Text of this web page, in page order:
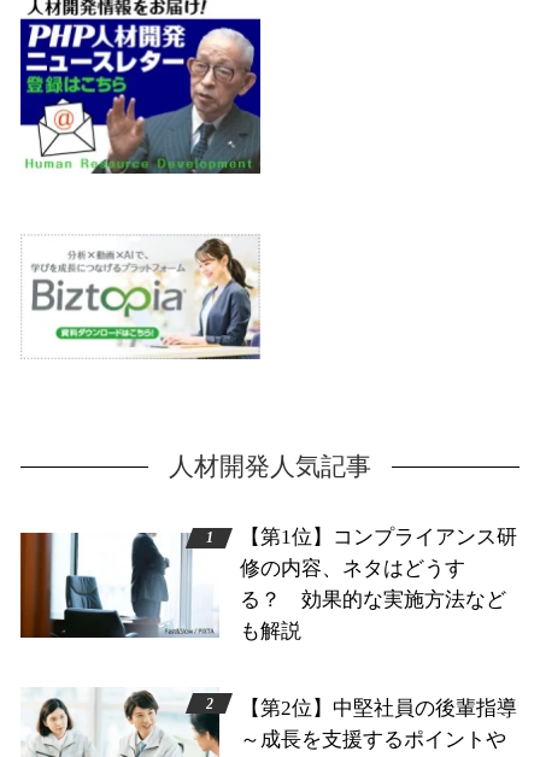
人材開発人気記事
【第1位】コンプライアンス研
修の内容、ネタはどうす
る？ 効果的な実施方法など
も解説
【第2位】中堅社員の後輩指導
～成長を支援するポイントや